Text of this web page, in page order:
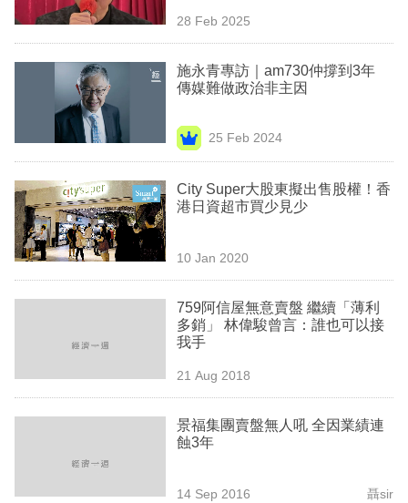
閱
區
28 Feb 2025
施永青專訪｜am730仲撐到3年
傳媒難做政治非主因
25 Feb 2024
City Super大股東擬出售股權！香
港日資超市買少見少
10 Jan 2020
759阿信屋無意賣盤 繼續「薄利
多銷」 林偉駿曾言：誰也可以接
我手
21 Aug 2018
景福集團賣盤無人吼 全因業績連
蝕3年
14 Sep 2016 聶sir